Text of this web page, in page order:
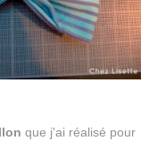
que j'ai réalisé pour